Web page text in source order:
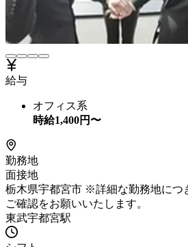
給与
オフィス系
時給1,400円〜
勤務地
面接地
栃木県宇都宮市 ※詳細な勤務地につ
ご確認をお願いいたします。
東武宇都宮駅